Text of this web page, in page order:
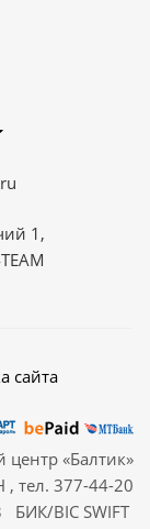
1,
сайта
«Балтик»
тел. 377-44-20
БИК/BIC SWIFT